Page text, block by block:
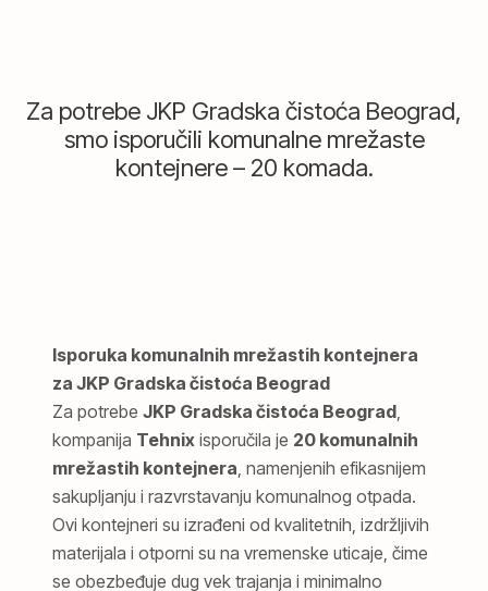
Za potrebe JKP Gradska čistoća Beograd,
smo isporučili komunalne mrežaste
kontejnere – 20 komada.
Isporuka komunalnih mrežastih kontejnera
za JKP Gradska čistoća Beograd
Za potrebe JKP Gradska čistoća Beograd,
kompanija Tehnix isporučila je 20 komunalnih
mrežastih kontejnera, namenjenih efikasnijem
sakupljanju i razvrstavanju komunalnog otpada.
Ovi kontejneri su izrađeni od kvalitetnih, izdržljivih
materijala i otporni su na vremenske uticaje, čime
se obezbeđuje dug vek trajanja i minimalno